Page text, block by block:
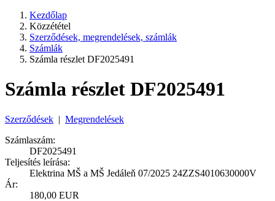
Kezdőlap
Közzététel
Szerződések, megrendelések, számlák
Számlák
Számla részlet DF2025491
Számla részlet DF2025491
Szerződések | Megrendelések
Számlaszám:
DF2025491
Teljesítés leírása:
Elektrina MŠ a MŠ Jedáleň 07/2025 24ZZS4010630000V
Ár:
180,00 EUR